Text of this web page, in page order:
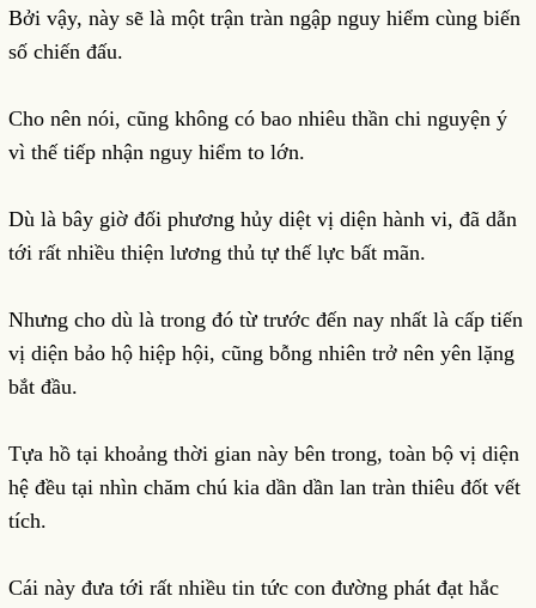
Bởi vậy, này sẽ là một trận tràn ngập nguy hiểm cùng biến
số chiến đấu.
Cho nên nói, cũng không có bao nhiêu thần chi nguyện ý
vì thế tiếp nhận nguy hiểm to lớn.
Dù là bây giờ đối phương hủy diệt vị diện hành vi, đã dẫn
tới rất nhiều thiện lương thủ tự thế lực bất mãn.
Nhưng cho dù là trong đó từ trước đến nay nhất là cấp tiến
vị diện bảo hộ hiệp hội, cũng bỗng nhiên trở nên yên lặng
bắt đầu.
Tựa hồ tại khoảng thời gian này bên trong, toàn bộ vị diện
hệ đều tại nhìn chăm chú kia dần dần lan tràn thiêu đốt vết
tích.
Cái này đưa tới rất nhiều tin tức con đường phát đạt hắc